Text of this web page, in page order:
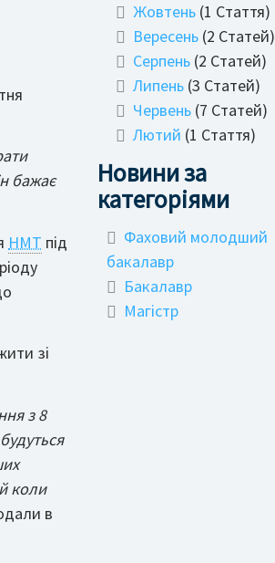
бажає
НМТ під
зі
з 8
коли
в
Жовтень(1 Стаття)
Вересень(2 Статей)
Серпень(2 Статей)
Липень(3 Статей)
Червень(7 Статей)
Лютий (1 Стаття)
Новини за
категоріями
Фаховий молодший
бакалавр
Бакалавр
Магістр